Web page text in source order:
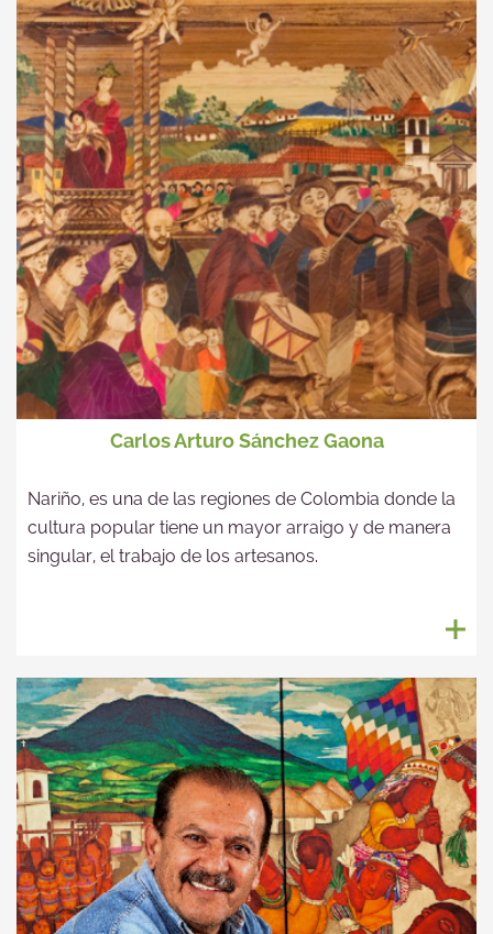
Carlos Arturo Sánchez Gaona
Nariño, es una de las regiones de Colombia donde la
cultura popular tiene un mayor arraigo y de manera
singular, el trabajo de los artesanos.